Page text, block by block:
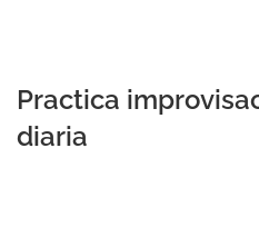
Practica
diaria